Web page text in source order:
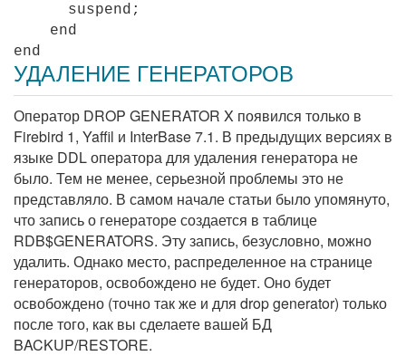
suspend;
end
end
УДАЛЕНИЕ ГЕНЕРАТОРОВ
Оператор DROP GENERATOR X появился только в
Firebird 1, Yaffil и InterBase 7.1. В предыдущих версиях в
языке DDL оператора для удаления генератора не
было. Тем не менее, серьезной проблемы это не
представляло. В самом начале статьи было упомянуто,
что запись о генераторе создается в таблице
RDB$GENERATORS. Эту запись, безусловно, можно
удалить. Однако место, распределенное на странице
генераторов, освобождено не будет. Оно будет
освобождено (точно так же и для drop generator) только
после того, как вы сделаете вашей БД
BACKUP/RESTORE.